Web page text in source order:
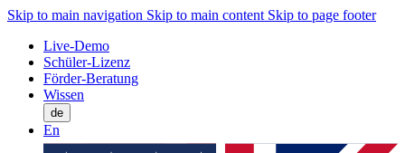
Skip to main navigation Skip to main content Skip to page footer
Live-Demo
Schüler-Lizenz
Förder-Beratung
Wissen
de
En